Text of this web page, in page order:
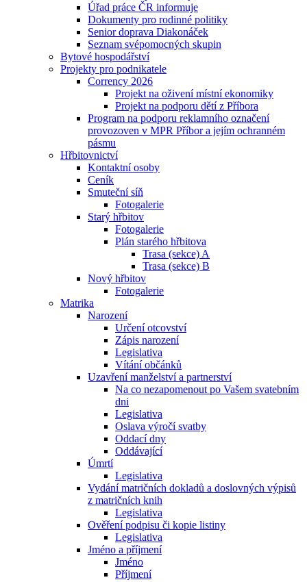
Úřad práce ČR informuje
Dokumenty pro rodinné politiky
Senior doprava Diakonáček
Seznam svépomocných skupin
Bytové hospodářství
Projekty pro podnikatele
Corrency 2026
Projekt na oživení místní ekonomiky
Projekt na podporu dětí z Příbora
Program na podporu reklamního označení
provozoven v MPR Příbor a jejím ochranném
pásmu
Hřbitovnictví
Kontaktní osoby
Ceník
Smuteční síň
Fotogalerie
Starý hřbitov
Fotogalerie
Plán starého hřbitova
Trasa (sekce) A
Trasa (sekce) B
Nový hřbitov
Fotogalerie
Matrika
Narození
Určení otcovství
Zápis narození
Legislativa
Vítání občánků
Uzavření manželství a partnerství
Na co nezapomenout po Vašem svatebním
dni
Legislativa
Oslava výročí svatby
Oddací dny
Oddávající
Úmrtí
Legislativa
Vydání matričních dokladů a doslovných výpisů
z matričních knih
Legislativa
Ověření podpisu či kopie listiny
Legislativa
Jméno a příjmení
Jméno
Příjmení